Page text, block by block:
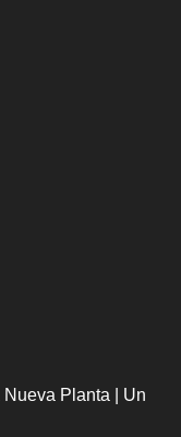
Planta | Un